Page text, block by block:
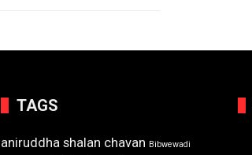
TAGS
aniruddha shalan chavan Bibwewadi